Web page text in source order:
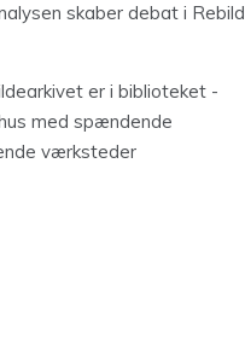
skaber debat i Rebild
er i biblioteket -
med spændende
værksteder